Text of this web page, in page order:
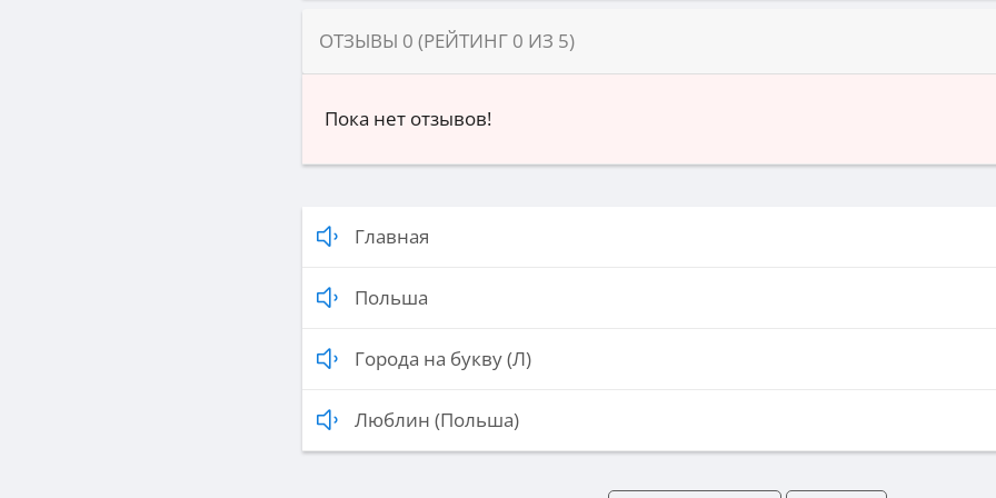
ОТЗЫВЫ 0 (РЕЙТИНГ 0 ИЗ 5)
Пока нет отзывов!
Главная
Польша
Города на букву (Л)
Люблин (Польша)